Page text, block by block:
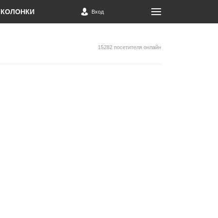
КОЛОНКИ Вход
15282 посетителя онлайн